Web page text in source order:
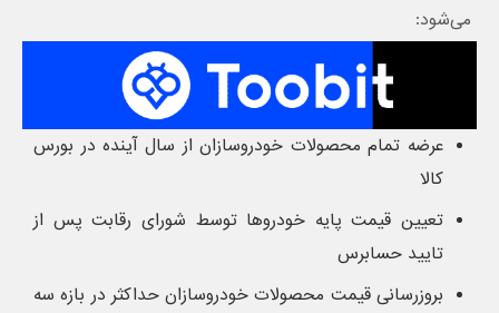
می‌شود:
عرضه تمام محصولات خودروسازان از سال آینده در بورس
کالا
تعیین قیمت پایه خودروها توسط شورای رقابت پس از
تایید حسابرس
بروزرسانی قیمت محصولات خودروسازان حداکثر در بازه سه